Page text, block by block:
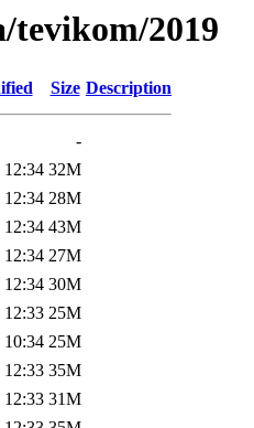
tevikom/2019
Size Description
-
12:34 32M
12:34 28M
12:34 43M
12:34 27M
12:34 30M
12:33 25M
10:34 25M
12:33 35M
12:33 31M